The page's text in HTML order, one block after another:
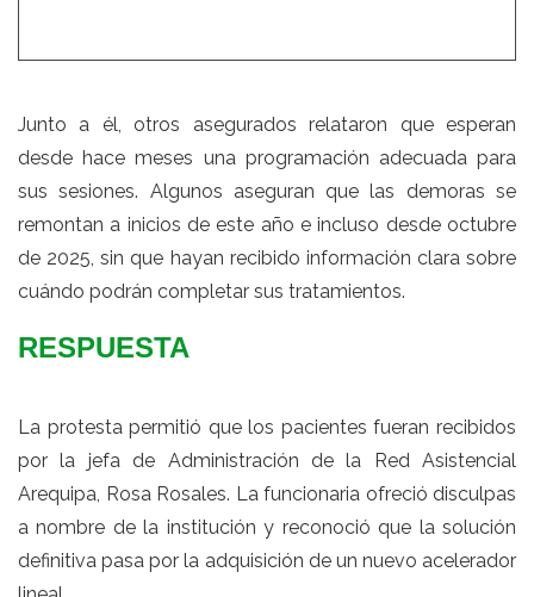
Junto a él, otros asegurados relataron que esperan
desde hace meses una programación adecuada para
sus sesiones. Algunos aseguran que las demoras se
remontan a inicios de este año e incluso desde octubre
de 2025, sin que hayan recibido información clara sobre
cuándo podrán completar sus tratamientos.
RESPUESTA
La protesta permitió que los pacientes fueran recibidos
por la jefa de Administración de la Red Asistencial
Arequipa, Rosa Rosales. La funcionaria ofreció disculpas
a nombre de la institución y reconoció que la solución
definitiva pasa por la adquisición de un nuevo acelerador